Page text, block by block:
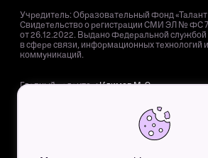
Учредитель: Образовательный Фонд «Талант
Свидетельство о регистрации СМИ ЭЛ № ФС
от 26.12.2022. Выдано Федеральной службой
в сфере связи, информационных технологий
коммуникаций.
Главный редактор:Климов М. Э.
Адрес электронной почты редакции:
.
+7 (800) 100-76-63